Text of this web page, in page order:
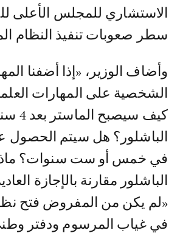
الاستشاري للمجلس الأعلى
سطر صعوبات تنفيذ النظام
وأضاف الوزير، «إذا أضفنا
الشخصية على المهارات
كيف
الباشلور؟ هل سيتم الحصول
في خمس أو ست سنوات؟
الباشلور مقارنة بالإجازة
«لم يكن من المفروض فتح
في غياب المرسوم ودفتر وطني